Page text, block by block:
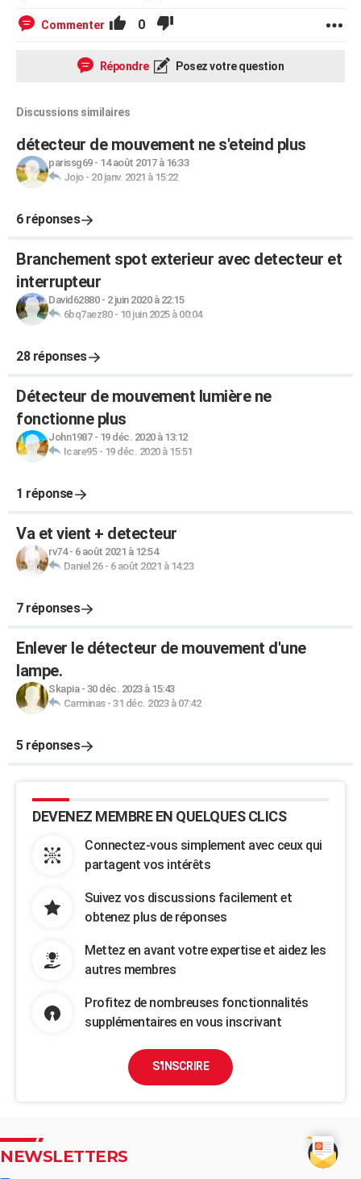
FORUM
Commenter 0
Répondre Posez votre question
Discussions similaires
détecteur de mouvement ne s'eteind plus
parissg69- 14 août 2017 à 16:33
Jojo- 20 janv. 2021 à 15:22
6 réponses
Branchement spot exterieur avec detecteur et
interrupteur
David62880- 2 juin 2020 à 22:15
6bq7aez80- 10 juin 2025 à 00:04
28 réponses
Détecteur de mouvement lumière ne
fonctionne plus
John1987- 19 déc. 2020 à 13:12
Icare95- 19 déc. 2020 à 15:51
1 réponse
Va et vient + detecteur
rv74- 6 août 2021 à 12:54
Daniel 26- 6 août 2021 à 14:23
7 réponses
Enlever le détecteur de mouvement d'une
lampe.
Skapia- 30 déc. 2023 à 15:43
Carminas- 31 déc. 2023 à 07:42
5 réponses
DEVENEZ MEMBRE EN QUELQUES CLICS
Connectez-vous simplement avec ceux qui
partagent vos intérêts
Suivez vos discussions facilement et
obtenez plus de réponses
Mettez en avant votre expertise et aidez les
autres membres
Profitez de nombreuses fonctionnalités
supplémentaires en vous inscrivant
S'INSCRIRE
NEWSLETTERS